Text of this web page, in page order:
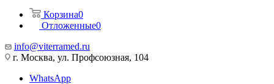
Корзина0
Отложенные0
info@viterramed.ru
г. Москва, ул. Профсоюзная, 104
WhatsApp